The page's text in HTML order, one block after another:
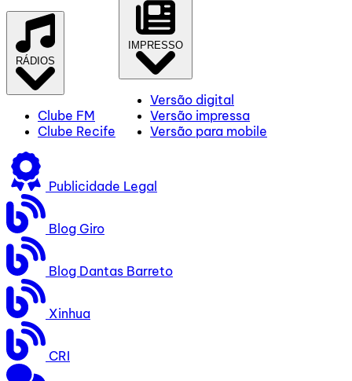
RÁDIOS
Clube FM
Clube Recife
IMPRESSO
Versão digital
Versão impressa
Versão para mobile
Publicidade Legal
Blog Giro
Blog Dantas Barreto
Xinhua
CRI